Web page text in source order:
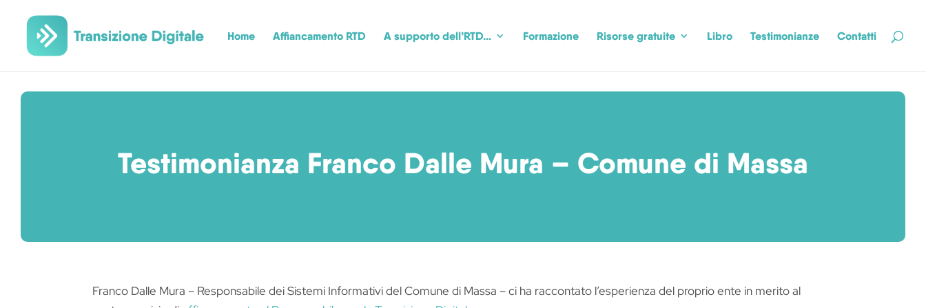
Home Affiancamento RTD A supporto dell’RTD… Formazione Risorse gratuite Libro Testimonianze Contatti
Testimonianza Franco Dalle Mura – Comune di Massa
Franco Dalle Mura – Responsabile dei Sistemi Informativi del Comune di Massa – ci ha raccontato l’esperienza del proprio ente in merito al